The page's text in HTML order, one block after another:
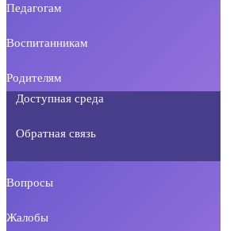
Педагогам
Воспитанникам
Родителям
Доступная среда
Обратная связь
Вопросы
Жалобы